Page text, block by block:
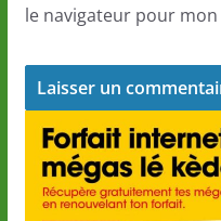
le navigateur pour